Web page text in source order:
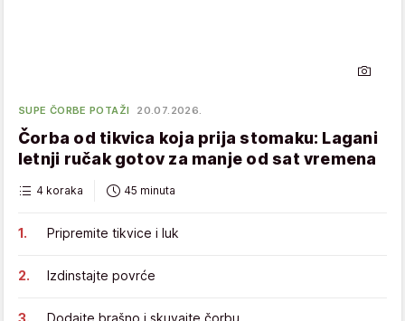
SUPE ČORBE POTAŽI 20.07.2026.
Čorba od tikvica koja prija stomaku: Lagani
letnji ručak gotov za manje od sat vremena
4 koraka 45 minuta
Pripremite tikvice i luk
Izdinstajte povrće
Dodajte brašno i skuvajte čorbu